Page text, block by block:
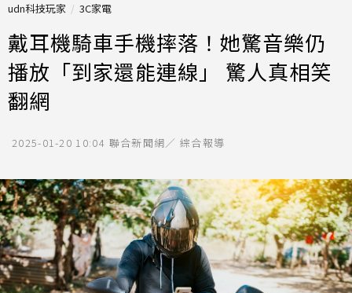
udn科技玩家 3C家電
戴耳機騎車手機摔落！她驚音樂仍
播放「到家還能連線」 驚人真相笑
翻網
2025-01-20 10:04 聯合新聞網／ 綜合報導